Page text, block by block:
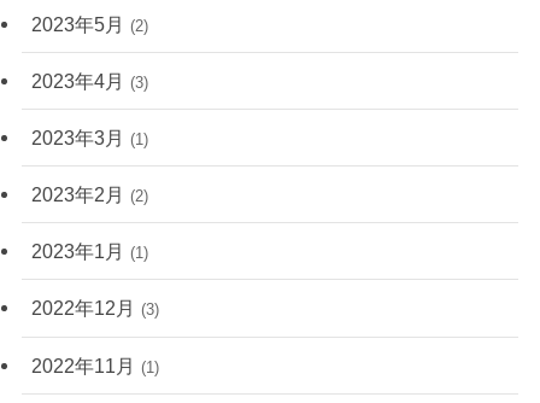
2023年5月 (2)
2023年4月 (3)
2023年3月 (1)
2023年2月 (2)
2023年1月 (1)
2022年12月 (3)
2022年11月 (1)